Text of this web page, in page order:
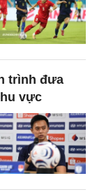
trình đưa
vực